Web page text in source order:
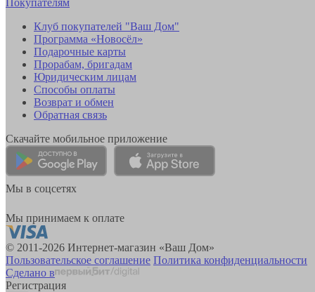
Клуб покупателей "Ваш Дом"
Программа «Новосёл»
Подарочные карты
Прорабам, бригадам
Юридическим лицам
Способы оплаты
Возврат и обмен
Обратная связь
Скачайте мобильное приложение
Мы в соцсетях
Мы принимаем к оплате
© 2011-2026 Интернет-магазин «Ваш Дом»
Пользовательское соглашение Политика конфиденциальности
Сделано в
Регистрация